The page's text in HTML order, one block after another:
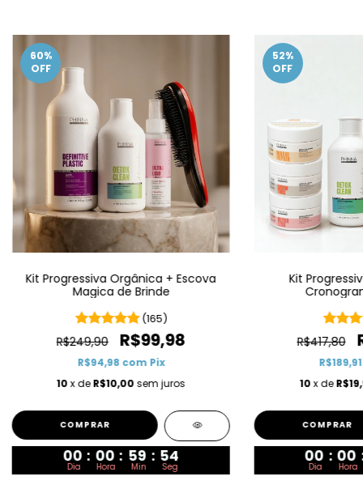
60%
OFF
Kit Progressiva Orgânica + Escova
Magica de Brinde
(165)
R$249,90 R$99,98
R$94,98 com Pix
10 x deR$10,00 sem juros
00 : 00 : 59 : 52
Dia Hora Min Seg
52%
OFF
Kit
R$417,80
10 x de
00 : 00
Dia Hora